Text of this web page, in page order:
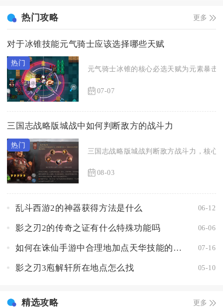
热门攻略 更多
对于冰锥技能元气骑士应该选择哪些天赋
元气骑士冰锥的核心必选天赋为元素暴击
07-07
三国志战略版城战中如何判断敌方的战斗力
三国志战略版城战判断敌方战斗力，核心
08-03
乱斗西游2的神器获得方法是什么 06-12
影之刃2的传奇之证有什么特殊功能吗 06-06
如何在诛仙手游中合理地加点天华技能的攻防 07-16
影之刃3庖解轩所在地点怎么找 05-10
精选攻略 更多